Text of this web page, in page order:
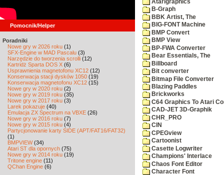
Pomocnik/Helper
Poradniki
Nowe gry w 2026 roku (1)
SFX-Engine w MAD Pascalu (3)
Narzędzie do tworzenia scrolli (12)
Kartridż Sparta DOS X (6)
Usprawnienia magnetofonu XC12 (12)
Konserwacja stacji dysków 1050 (19)
Konserwacja magnetofonu XC12 (15)
Nowe gry w 2020 roku (2)
Nowe gry w 2019 roku (35)
Nowe gry w 2017 roku (3)
Larek pokazuje (40)
Emulacja ZX Spectrum na VBXE (26)
Nowe gry w 2016 roku (7)
Nowe gry w 2015 roku (4)
Partycjonowanie karty SIDE (APT/FAT16/FAT32)
(1)
BMPVIEW(34)
Atari ST dla opornych (75)
Nowe gry w 2014 roku (19)
Tritone engine (11)
QChan Engine (6)
Atarigraphics
B-Graph
BBK Artist, The
BIG-FONT Machine
BMP Convert
BMP View
BP-FWA Converter
Bear Essentials, The
Billboard
Bit converter
Bitmap File Converter
Blazing Paddles
Brickworks
C64 Graphics To Atari
CAD-JET 3D-Graphik
CHR_PRO
CIN
CPEGview
Cartoonist
Casette Logwriter
Champions' Interlace
Chaos Font Editor
Character Font